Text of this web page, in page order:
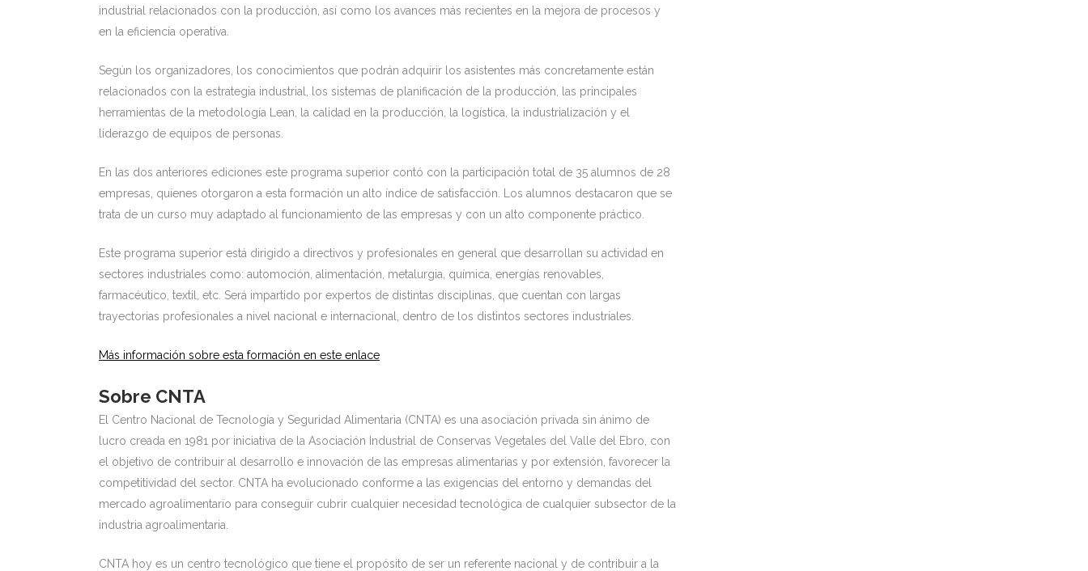
industrial relacionados con la producción, así como los avances más recientes en la mejora de procesos y
en la eficiencia operativa.
Según los organizadores, los conocimientos que podrán adquirir los asistentes más concretamente están
relacionados con la estrategia industrial, los sistemas de planificación de la producción, las principales
herramientas de la metodología Lean, la calidad en la producción, la logística, la industrialización y el
liderazgo de equipos de personas.
En las dos anteriores ediciones este programa superior contó con la participación total de 35 alumnos de 28
empresas, quienes otorgaron a esta formación un alto índice de satisfacción. Los alumnos destacaron que se
trata de un curso muy adaptado al funcionamiento de las empresas y con un alto componente práctico.
Este programa superior está dirigido a directivos y profesionales en general que desarrollan su actividad en
sectores industriales como: automoción, alimentación, metalurgia, química, energías renovables,
farmacéutico, textil, etc. Será impartido por expertos de distintas disciplinas, que cuentan con largas
trayectorias profesionales a nivel nacional e internacional, dentro de los distintos sectores industriales.
Más información sobre esta formación en este enlace
Sobre CNTA
El Centro Nacional de Tecnología y Seguridad Alimentaria (CNTA) es una asociación privada sin ánimo de
lucro creada en 1981 por iniciativa de la Asociación Industrial de Conservas Vegetales del Valle del Ebro, con
el objetivo de contribuir al desarrollo e innovación de las empresas alimentarias y por extensión, favorecer la
competitividad del sector. CNTA ha evolucionado conforme a las exigencias del entorno y demandas del
mercado agroalimentario para conseguir cubrir cualquier necesidad tecnológica de cualquier subsector de la
industria agroalimentaria.
CNTA hoy es un centro tecnológico que tiene el propósito de ser un referente nacional y de contribuir a la